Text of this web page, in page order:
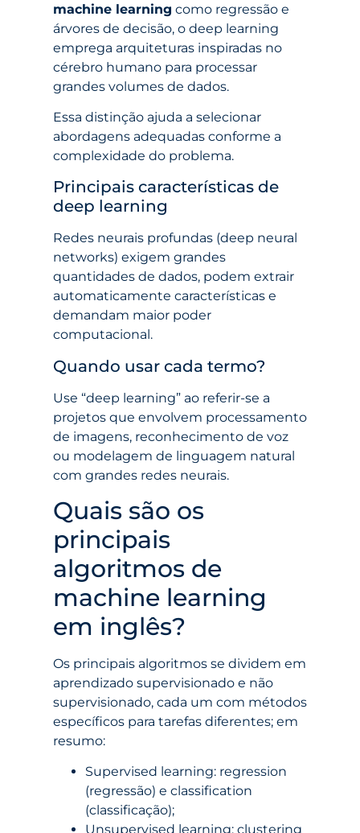
machine learning como regressão e
árvores de decisão, o deep learning
emprega arquiteturas inspiradas no
cérebro humano para processar
grandes volumes de dados.
Essa distinção ajuda a selecionar
abordagens adequadas conforme a
complexidade do problema.
Principais características de
deep learning
Redes neurais profundas (deep neural
networks) exigem grandes
quantidades de dados, podem extrair
automaticamente características e
demandam maior poder
computacional.
Quando usar cada termo?
Use “deep learning” ao referir-se a
projetos que envolvem processamento
de imagens, reconhecimento de voz
ou modelagem de linguagem natural
com grandes redes neurais.
Quais são os
principais
algoritmos de
machine learning
em inglês?
Os principais algoritmos se dividem em
aprendizado supervisionado e não
supervisionado, cada um com métodos
específicos para tarefas diferentes; em
resumo:
Supervised learning: regression
(regressão) e classification
(classificação);
Unsupervised learning: clustering